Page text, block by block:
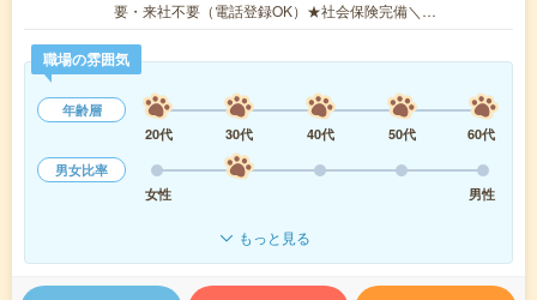
要・来社不要（電話登録OK）★社会保険完備＼…
職場の雰囲気
年齢層
20代
30代 40代 50代
60代
男女比率
女性
男性
もっと見る